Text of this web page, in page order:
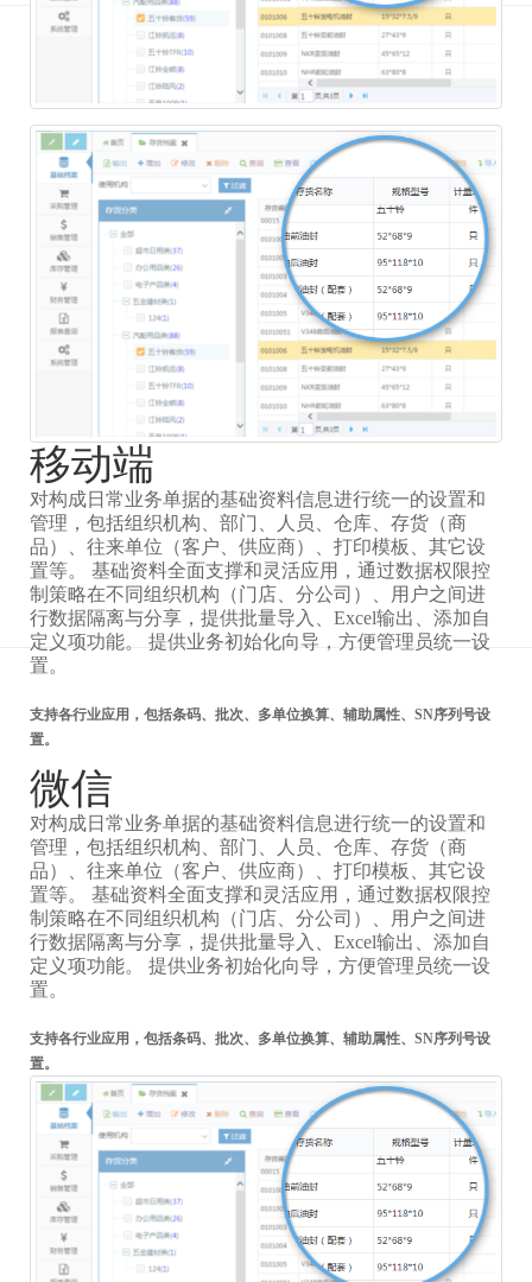
移动端
对构成日常业务单据的基础资料信息进行统一的设置和
管理，包括组织机构、部门、人员、仓库、存货（商
品）、往来单位（客户、供应商）、打印模板、其它设
置等。 基础资料全面支撑和灵活应用，通过数据权限控
制策略在不同组织机构（门店、分公司）、用户之间进
行数据隔离与分享，提供批量导入、Excel输出、添加自
定义项功能。 提供业务初始化向导，方便管理员统一设
置。
支持各行业应用，包括条码、批次、多单位换算、辅助属性、SN序列号设
置。
微信
对构成日常业务单据的基础资料信息进行统一的设置和
管理，包括组织机构、部门、人员、仓库、存货（商
品）、往来单位（客户、供应商）、打印模板、其它设
置等。 基础资料全面支撑和灵活应用，通过数据权限控
制策略在不同组织机构（门店、分公司）、用户之间进
行数据隔离与分享，提供批量导入、Excel输出、添加自
定义项功能。 提供业务初始化向导，方便管理员统一设
置。
支持各行业应用，包括条码、批次、多单位换算、辅助属性、SN序列号设
置。